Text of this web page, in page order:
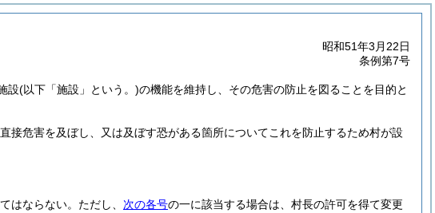
昭和51年3月22日
条例第7号
設(以下「施設」という。)の機能を維持し、その危害の防止を図ることを目的と
接危害を及ぼし、又は及ぼす恐がある箇所についてこれを防止するため村が設
はならない。 ただし、 次の各号の一に該当する場合は、村長の許可を得て変更